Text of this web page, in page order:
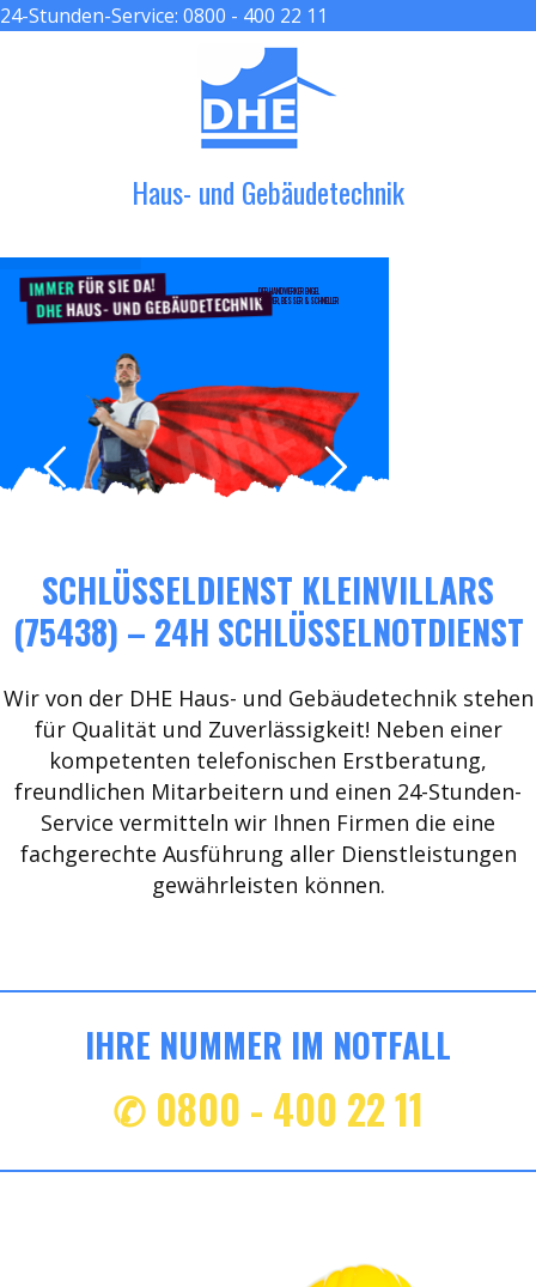
24-Stunden-Service: 0800 - 400 22 11
Haus- und Gebäudetechnik
IMMERFÜR SIE DA!
DHEHAUS- UND GEBÄUDETECHNIK
DER HANDWERKER ENGEL
GRÖßER, BESSER & SCHNELLER
SCHLÜSSELDIENST KLEINVILLARS
(75438) – 24H SCHLÜSSELNOTDIENST
Wir von der DHE Haus- und Gebäudetechnik stehen
für Qualität und Zuverlässigkeit! Neben einer
kompetenten telefonischen Erstberatung,
freundlichen Mitarbeitern und einen 24-Stunden-
Service vermitteln wir Ihnen Firmen die eine
fachgerechte Ausführung aller Dienstleistungen
gewährleisten können.
IHRE NUMMER IM NOTFALL
✆ 0800 - 400 22 11